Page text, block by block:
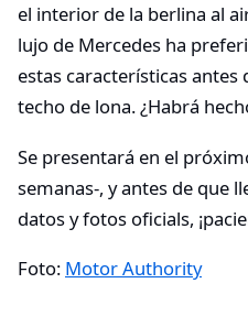
el interior de la berlina al
lujo de Mercedes ha
estas características antes
techo de lona. ¿Habrá
Se presentará en el
semanas-, y antes de que
datos y fotos oficials,
Foto: Motor Authority